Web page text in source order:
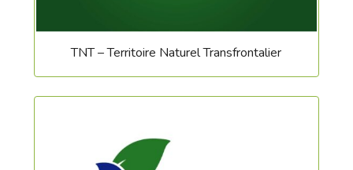
TNT – Territoire Naturel Transfrontalier